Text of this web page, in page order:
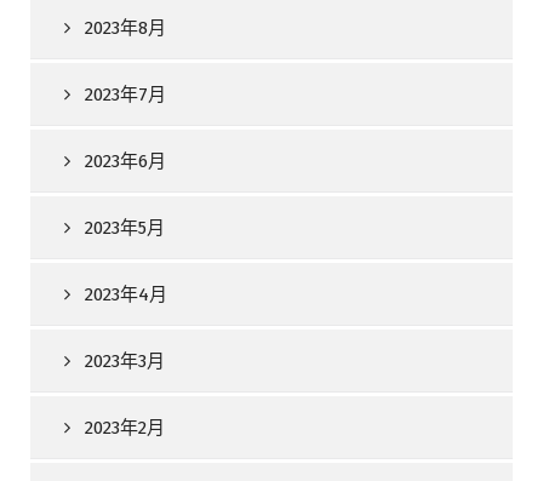
2023年8月
2023年7月
2023年6月
2023年5月
2023年4月
2023年3月
2023年2月